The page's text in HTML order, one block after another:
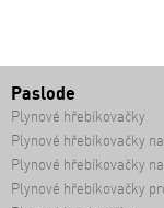
Paslode
Plynové hřebíkovačky
Plynové hřebíkovačky
Plynové hřebíkovačky
Plynové hřebíkovačky